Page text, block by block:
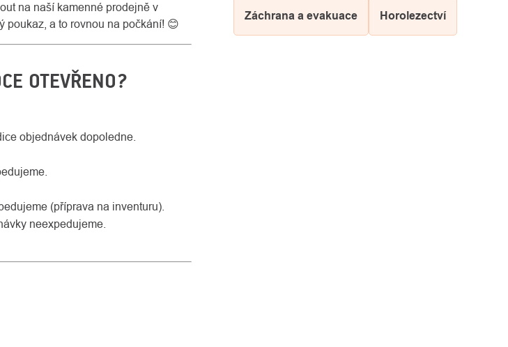
na naší kamenné prodejně v
poukaz, a to rovnou na počkání! 😊
OTEVŘENO?
objednávek dopoledne.
(příprava na inventuru).
neexpedujeme.
Záchrana a evakuace Horolezectví